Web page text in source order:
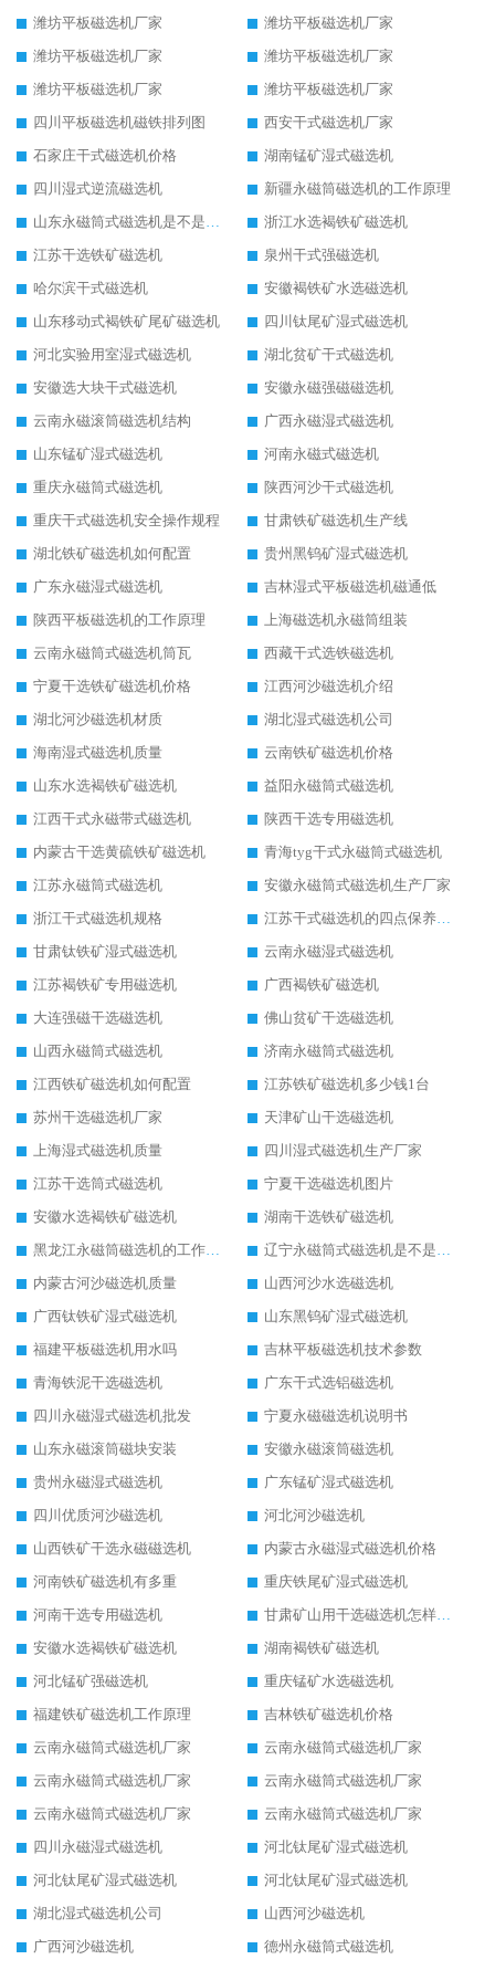
潍坊平板磁选机厂家
潍坊平板磁选机厂家
潍坊平板磁选机厂家
潍坊平板磁选机厂家
潍坊平板磁选机厂家
潍坊平板磁选机厂家
四川平板磁选机磁铁排列图
西安干式磁选机厂家
石家庄干式磁选机价格
湖南锰矿湿式磁选机
四川湿式逆流磁选机
新疆永磁筒磁选机的工作原理
山东永磁筒式磁选机是不是强磁
浙江水选褐铁矿磁选机
江苏干选铁矿磁选机
泉州干式强磁选机
哈尔滨干式磁选机
安徽褐铁矿水选磁选机
山东移动式褐铁矿尾矿磁选机
四川钛尾矿湿式磁选机
河北实验用室湿式磁选机
湖北贫矿干式磁选机
安徽选大块干式磁选机
安徽永磁强磁磁选机
云南永磁滚筒磁选机结构
广西永磁湿式磁选机
山东锰矿湿式磁选机
河南永磁式磁选机
重庆永磁筒式磁选机
陕西河沙干式磁选机
重庆干式磁选机安全操作规程
甘肃铁矿磁选机生产线
湖北铁矿磁选机如何配置
贵州黑钨矿湿式磁选机
广东永磁湿式磁选机
吉林湿式平板磁选机磁通低
陕西平板磁选机的工作原理
上海磁选机永磁筒组装
云南永磁筒式磁选机筒瓦
西藏干式选铁磁选机
宁夏干选铁矿磁选机价格
江西河沙磁选机介绍
湖北河沙磁选机材质
湖北湿式磁选机公司
海南湿式磁选机质量
云南铁矿磁选机价格
山东水选褐铁矿磁选机
益阳永磁筒式磁选机
江西干式永磁带式磁选机
陕西干选专用磁选机
内蒙古干选黄硫铁矿磁选机
青海tyg干式永磁筒式磁选机
江苏永磁筒式磁选机
安徽永磁筒式磁选机生产厂家
浙江干式磁选机规格
江苏干式磁选机的四点保养秘籍
甘肃钛铁矿湿式磁选机
云南永磁湿式磁选机
江苏褐铁矿专用磁选机
广西褐铁矿磁选机
大连强磁干选磁选机
佛山贫矿干选磁选机
山西永磁筒式磁选机
济南永磁筒式磁选机
江西铁矿磁选机如何配置
江苏铁矿磁选机多少钱1台
苏州干选磁选机厂家
天津矿山干选磁选机
上海湿式磁选机质量
四川湿式磁选机生产厂家
江苏干选筒式磁选机
宁夏干选磁选机图片
安徽水选褐铁矿磁选机
湖南干选铁矿磁选机
黑龙江永磁筒磁选机的工作原理
辽宁永磁筒式磁选机是不是强磁
内蒙古河沙磁选机质量
山西河沙水选磁选机
广西钛铁矿湿式磁选机
山东黑钨矿湿式磁选机
福建平板磁选机用水吗
吉林平板磁选机技术参数
青海铁泥干选磁选机
广东干式选铝磁选机
四川永磁湿式磁选机批发
宁夏永磁磁选机说明书
山东永磁滚筒磁块安装
安徽永磁滚筒磁选机
贵州永磁湿式磁选机
广东锰矿湿式磁选机
四川优质河沙磁选机
河北河沙磁选机
山西铁矿干选永磁磁选机
内蒙古永磁湿式磁选机价格
河南铁矿磁选机有多重
重庆铁尾矿湿式磁选机
河南干选专用磁选机
甘肃矿山用干选磁选机怎样调磁
安徽水选褐铁矿磁选机
湖南褐铁矿磁选机
河北锰矿强磁选机
重庆锰矿水选磁选机
福建铁矿磁选机工作原理
吉林铁矿磁选机价格
云南永磁筒式磁选机厂家
云南永磁筒式磁选机厂家
云南永磁筒式磁选机厂家
云南永磁筒式磁选机厂家
云南永磁筒式磁选机厂家
云南永磁筒式磁选机厂家
四川永磁湿式磁选机
河北钛尾矿湿式磁选机
河北钛尾矿湿式磁选机
河北钛尾矿湿式磁选机
湖北湿式磁选机公司
山西河沙磁选机
广西河沙磁选机
德州永磁筒式磁选机